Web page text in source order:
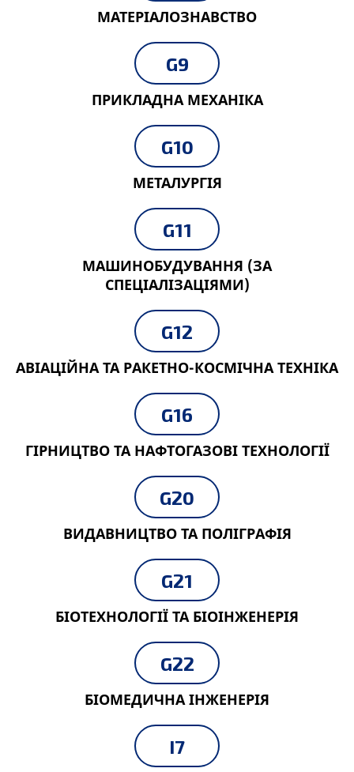
МАТЕРІАЛОЗНАВСТВО
G9
ПРИКЛАДНА МЕХАНІКА
G10
МЕТАЛУРГІЯ
G11
МАШИНОБУДУВАННЯ (ЗА
СПЕЦІАЛІЗАЦІЯМИ)
G12
АВІАЦІЙНА ТА РАКЕТНО-КОСМІЧНА ТЕХНІКА
G16
ГІРНИЦТВО ТА НАФТОГАЗОВІ ТЕХНОЛОГІЇ
G20
ВИДАВНИЦТВО ТА ПОЛІГРАФІЯ
G21
БІОТЕХНОЛОГІЇ ТА БІОІНЖЕНЕРІЯ
G22
БІОМЕДИЧНА ІНЖЕНЕРІЯ
I7